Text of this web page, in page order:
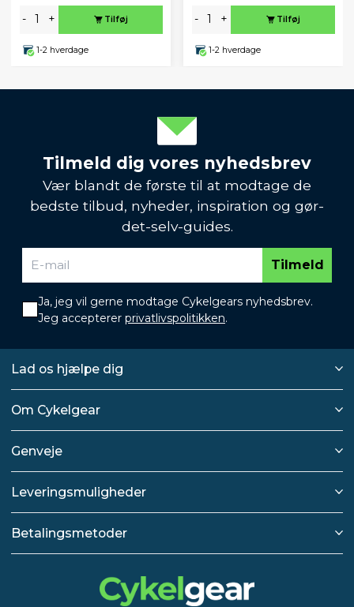
- + Tilføj
1-2 hverdage
- + Tilføj
1-2 hverdage
Tilmeld dig vores nyhedsbrev
Vær blandt de første til at modtage de
bedste tilbud, nyheder, inspiration og gør-
det-selv-guides.
Tilmeld
Ja, jeg vil gerne modtage Cykelgears nyhedsbrev.
Jeg accepterer privatlivspolitikken.
Lad os hjælpe dig
Om Cykelgear
Genveje
Leveringsmuligheder
Betalingsmetoder